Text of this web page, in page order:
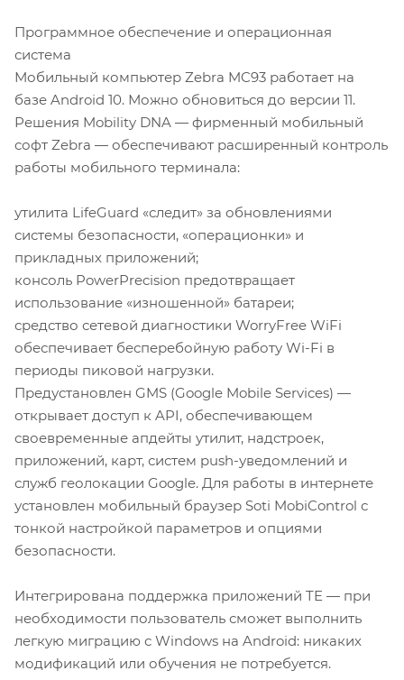
Программное обеспечение и операционная
система
Мобильный компьютер Zebra MC93 работает на
базе Android 10. Можно обновиться до версии 11.
Решения Mobility DNA — фирменный мобильный
софт Zebra — обеспечивают расширенный контроль
работы мобильного терминала:
утилита LifeGuard «следит» за обновлениями
системы безопасности, «операционки» и
прикладных приложений;
консоль PowerPrecision предотвращает
использование «изношенной» батареи;
средство сетевой диагностики WorryFree WiFi
обеспечивает бесперебойную работу Wi-Fi в
периоды пиковой нагрузки.
Предустановлен GMS (Google Mobile Services) —
открывает доступ к API, обеспечивающем
своевременные апдейты утилит, надстроек,
приложений, карт, систем push-уведомлений и
служб геолокации Google. Для работы в интернете
установлен мобильный браузер Soti MobiControl с
тонкой настройкой параметров и опциями
безопасности.
Интегрирована поддержка приложений TE — при
необходимости пользователь сможет выполнить
легкую миграцию с Windows на Android: никаких
модификаций или обучения не потребуется.